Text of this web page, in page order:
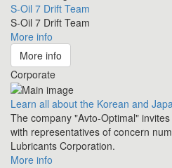
S-Oil 7 Drift Team
S-Oil 7 Drift Team
More info
More info
Corporate
Learn all about the Korean and
The company "Avto-Optimal"
with representatives of concern
Lubricants Corporation.
More info